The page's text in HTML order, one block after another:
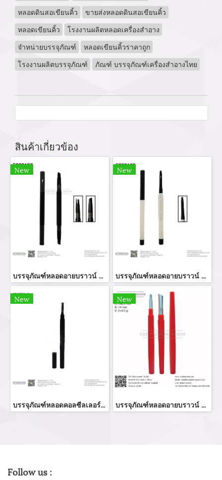
หลอดดินสอเขียนคิ้ว
ขายส่งหลอดดินสอเขียนคิ้ว
หลอดเขียนคิ้ว
โรงงานผลิตหลอดเครื่องสำอาง
จำหน่ายบรรจุภัณฑ์
หลอดเขียนคิ้วราคาถูก
โรงงานผลิตบรรจุภัณฑ์
ภัณฑ์ บรรจุภัณฑ์เครื่องสำอางไทย
สินค้าเกี่ยวข้อง
New
บรรจุภัณฑ์หลอดอายบราวน์ botler eye brow หลอดบรรจุภัณฑ์เครื่องสำอาง
New
บรรจุภัณฑ์หลอดอายบราวน์ botler eye brow หลอดบรรจุภัณฑ์เครื่องสำอาง
New
บรรจุภัณฑ์หลอดคอลซีลเลอร์ทรงกลม
New
บรรจุภัณฑ์หลอดอายบราวน์ botler eye brow หลอดบรรจุภัณฑ์เครื่องสำอาง
Follow us :